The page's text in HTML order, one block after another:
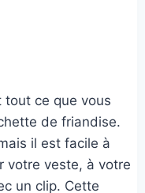
tout ce que vous
de friandise.
il est facile à
votre veste, à votre
un clip. Cette